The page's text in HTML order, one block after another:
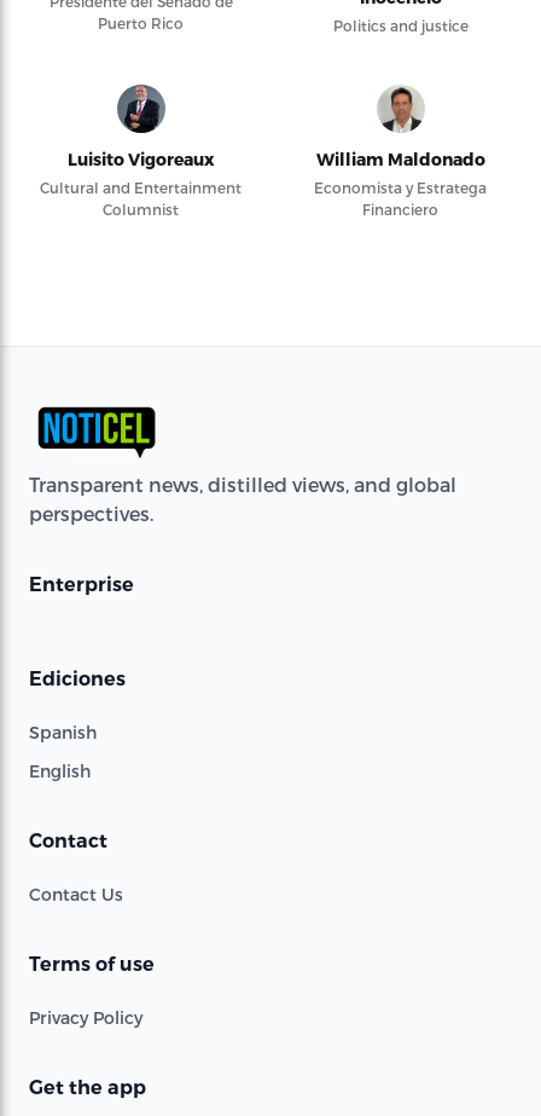
Puerto Rico
Politics and justice
Luisito Vigoreaux
Cultural and Entertainment
Columnist
William Maldonado
Economista y Estratega
Financiero
Transparent news, distilled views, and global
perspectives.
Enterprise
Ediciones
Spanish
English
Contact
Contact Us
Terms of use
Privacy Policy
Get the app